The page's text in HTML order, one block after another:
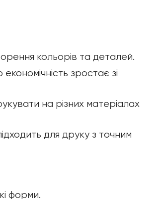
кольорів та деталей.
зростає зі
на різних матеріалах
для друку з точним
форми.